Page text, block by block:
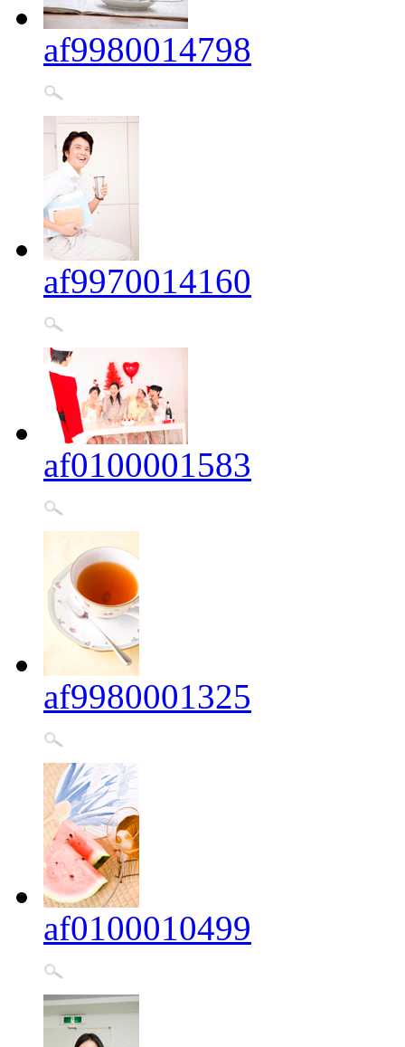
af9980014798
af9970014160
af0100001583
af9980001325
af0100010499